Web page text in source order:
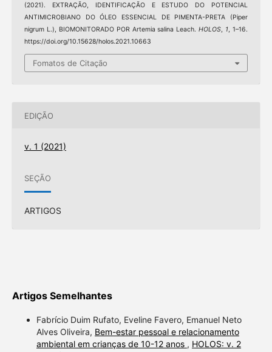
(2021). EXTRAÇÃO, IDENTIFICAÇÃO E ESTUDO DO POTENCIAL
ANTIMICROBIANO DO ÓLEO ESSENCIAL DE PIMENTA-PRETA (Piper
nigrum L.), BIOMONITORADO POR Artemia salina Leach.HOLOS, 1, 1–16.
https://doi.org/10.15628/holos.2021.10663
Fomatos de Citação
EDIÇÃO
v. 1 (2021)
SEÇÃO
ARTIGOS
Artigos Semelhantes
Fabrício Duim Rufato, Eveline Favero, Emanuel Neto
Alves Oliveira, Bem-estar pessoal e relacionamento
ambiental em crianças de 10-12 anos , HOLOS: v. 2